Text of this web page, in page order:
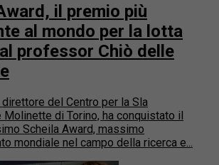
il premio più
al mondo per la lotta
professor Chiò delle
direttore del Centro per la Sla
Molinette di Torino, ha conquistato il
Scheila Award, massimo
mondiale nel campo della ricerca e...